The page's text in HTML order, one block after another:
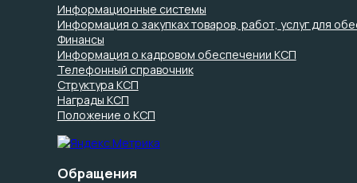
Информационные системы
Информация о закупках товаров, работ, услуг для
Финансы
Информация о кадровом обеспечении КСП
Телефонный справочник
Структура КСП
Награды КСП
Положение о КСП
Обращения